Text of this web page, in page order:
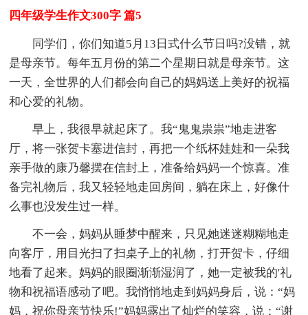
四年级学生作文300字 篇5
同学们，你们知道5月13日式什么节日吗?没错，就
是母亲节。每年五月份的第二个星期日就是母亲节。这
一天，全世界的人们都会向自己的妈妈送上美好的祝福
和心爱的礼物。
早上，我很早就起床了。我“鬼鬼祟祟”地走进客
厅，将一张贺卡塞进信封，再把一个纸杯娃娃和一朵我
亲手做的康乃馨摆在信封上，准备给妈妈一个惊喜。准
备完礼物后，我又轻轻地走回房间，躺在床上，好像什
么事也没发生过一样。
不一会，妈妈从睡梦中醒来，只见她迷迷糊糊地走
向客厅，用目光扫了扫桌子上的礼物，打开贺卡，仔细
地看了起来。妈妈的眼圈渐渐湿润了，她一定被我的'礼
物和祝福语感动了吧。我悄悄地走到妈妈身后，说：“妈
妈，祝你母亲节快乐!”妈妈露出了灿烂的笑容，说：“谢